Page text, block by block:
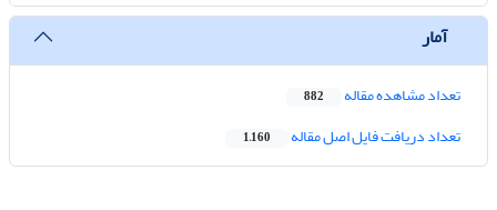
آمار
تعداد مشاهده مقاله 882
تعداد دریافت فایل اصل مقاله 1,160